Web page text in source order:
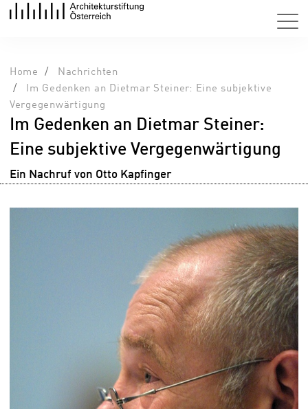
Home
Nachrichten
Im Gedenken an Dietmar Steiner: Eine subjektive
Vergegenwärtigung
Im Gedenken an Dietmar Steiner:
Eine subjektive Vergegenwärtigung
Ein Nachruf von Otto Kapfinger